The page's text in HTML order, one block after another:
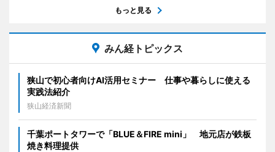
もっと見る
みん経トピックス
狭山で初心者向けAI活用セミナー 仕事や暮らしに使える
実践法紹介
狭山経済新聞
千葉ポートタワーで「BLUE＆FIRE mini」 地元店が鉄板
焼き料理提供